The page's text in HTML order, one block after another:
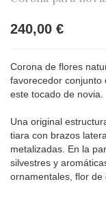
240,00 €
Corona de flores
favorecedor conjunto
este tocado de novia.
Una original
tiara con brazos
metalizadas. En la
silvestres y
ornamentales, flor de